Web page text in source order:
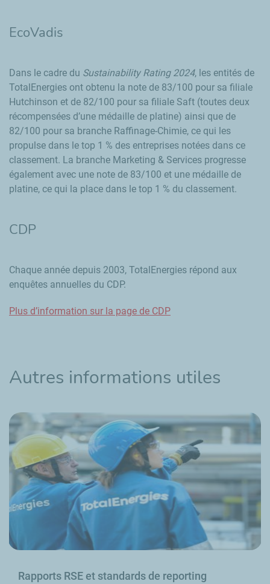
EcoVadis
Dans le cadre du Sustainability Rating 2024, les entités de
TotalEnergies ont obtenu la note de 83/100 pour sa filiale
Hutchinson et de 82/100 pour sa filiale Saft (toutes deux
récompensées d’une médaille de platine) ainsi que de
82/100 pour sa branche Raffinage-Chimie, ce qui les
propulse dans le top 1 % des entreprises notées dans ce
classement. La branche Marketing & Services progresse
également avec une note de 83/100 et une médaille de
platine, ce qui la place dans le top 1 % du classement.
CDP
Chaque année depuis 2003, TotalEnergies répond aux
enquêtes annuelles du CDP.
Plus d’information sur la page de CDP
Autres informations utiles
Rapports RSE et standards de reporting